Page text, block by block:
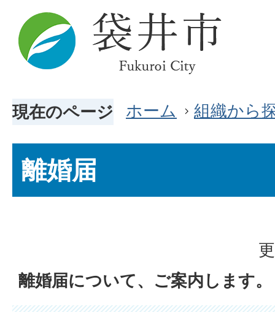
現在のページ ホーム 組織から
離婚届
離婚届について、ご案内します。